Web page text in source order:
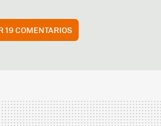
19 COMENTARIOS